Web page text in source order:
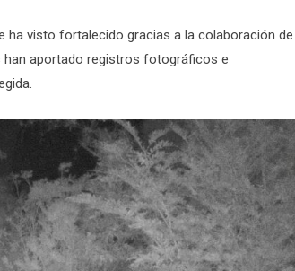
ha visto fortalecido gracias a la colaboración de
han aportado registros fotográficos e